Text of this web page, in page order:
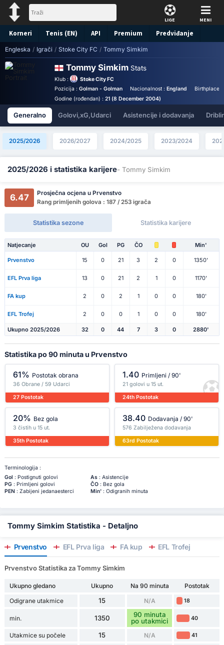
LIGE MENI
Korneri Tenis (EN) API Premium Predviđanje
Engleska / Igrači / Stoke City FC / Tommy Simkim
Tommy Simkim Stats
Klub :
Stoke City FC
Pozicija : Golman - Golman Nacionalnost :England Birthplace :
Godine (rođendan) : 21 (8 December 2004)
Generalno Golovi,xG,Udarci Asistencije i dodavanja
2025/2026 2026/2027 2024/2025 2023/2024
2025/2026 i statistika karijere- Tommy Simkim
6.47
Prosječna ocjena u Prvenstvo
Rang primljenih golova : 187 / 253 igrača
Statistika sezone Statistika karijere
Natjecanje OU Gol PG ČO Min'
Prvenstvo 15 0 21 3 2 0 1350'
EFL Prva liga 13 0 21 2 1 0 1170'
FA kup 2 0 2 1 0 0 180'
EFL Trofej 2 0 0 1 0 0 180'
Ukupno 2025/2026 32 0 44 7 3 0 2880'
Statistika po 90 minuta u Prvenstvo
61% Postotak obrana
36 Obrane / 59 Udarci
27 Postotak
1.40 Primljeni / 90'
21 golovi u 15 ut.
24th Postotak
20% Bez gola
3 čistih u 15 ut.
35th Postotak
38.40 Dodavanja / 90'
576 Zabilježena dodavanja
63rd Postotak
Terminologija :
Gol : Postignuti golovi As: Asistencije
PG: Primljeni golovi ČO: Bez gola
PEN: Zabijeni jedanaesterci Min': Odigranih minuta
Tommy Simkim Statistika - Detaljno
Prvenstvo EFL Prva liga FA kup EFL Trofej
Prvenstvo Statistika za Tommy Simkim
Ukupno gledano Ukupno Na 90 minuta
Postotak
Odigrane utakmice
15 N/A 18
min. 1350
90 minuta
po utakmici
40
Utakmice su počele 15 N/A 41